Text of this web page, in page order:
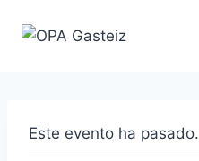
Este evento ha pasado.